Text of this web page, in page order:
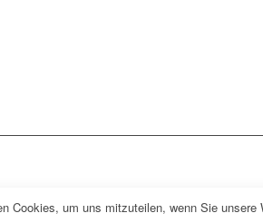
Cookies, um uns mitzuteilen, wenn Sie